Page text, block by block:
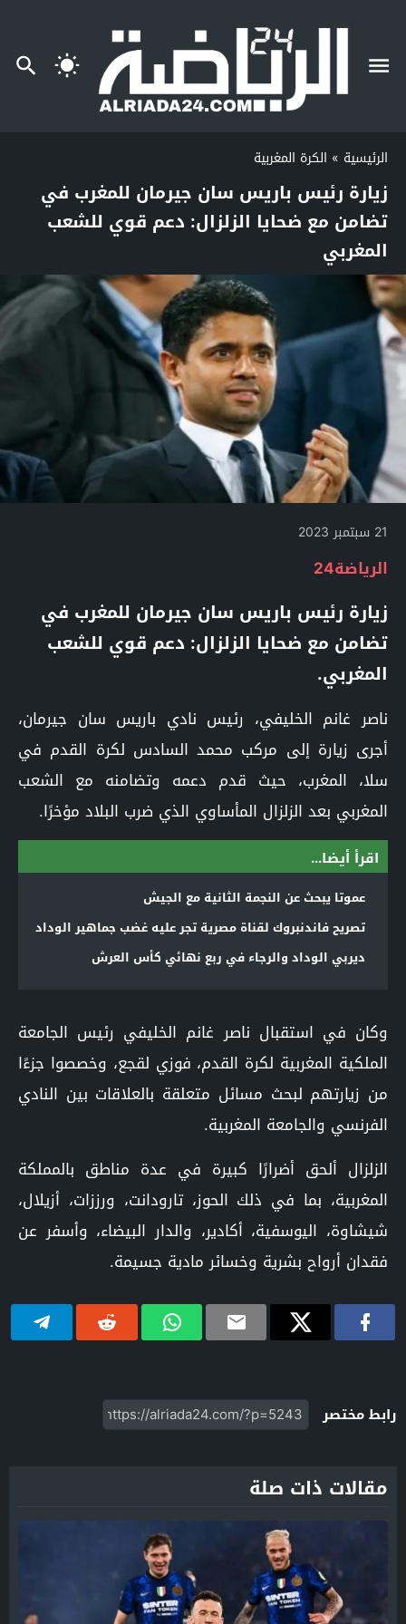
الرئيسية » الكرة المغربية
زيارة رئيس باريس سان جيرمان للمغرب في
تضامن مع ضحايا الزلزال: دعم قوي للشعب
المغربي
21 سبتمبر 2023
الرياضة24
زيارة رئيس باريس سان جيرمان للمغرب في
تضامن مع ضحايا الزلزال: دعم قوي للشعب
المغربي.
ناصر غانم الخليفي، رئيس نادي باريس سان جيرمان،
أجرى زيارة إلى مركب محمد السادس لكرة القدم في
سلا، المغرب، حيث قدم دعمه وتضامنه مع الشعب
المغربي بعد الزلزال المأساوي الذي ضرب البلاد مؤخرًا.
اقرأ أيضا...
عموتا يبحث عن النجمة الثانية مع الجيش
تصريح فاندنبروك لقناة مصرية تجر عليه غضب جماهير الوداد
ديربي الوداد والرجاء في ربع نهائي كأس العرش
وكان في استقبال ناصر غانم الخليفي رئيس الجامعة
الملكية المغربية لكرة القدم، فوزي لقجع، وخصصوا جزءًا
من زيارتهم لبحث مسائل متعلقة بالعلاقات بين النادي
الفرنسي والجامعة المغربية.
الزلزال ألحق أضرارًا كبيرة في عدة مناطق بالمملكة
المغربية، بما في ذلك الحوز، تارودانت، ورززات، أزيلال،
شيشاوة، اليوسفية، أكادير، والدار البيضاء، وأسفر عن
فقدان أرواح بشرية وخسائر مادية جسيمة.
رابط مختصر
مقالات ذات صلة